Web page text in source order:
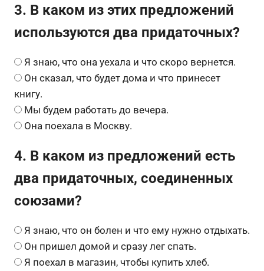
3. В каком из этих предложений
используются два придаточных?
Я знаю, что она уехала и что скоро вернется.
Он сказал, что будет дома и что принесет
книгу.
Мы будем работать до вечера.
Она поехала в Москву.
4. В каком из предложений есть
два придаточных, соединенных
союзами?
Я знаю, что он болен и что ему нужно отдыхать.
Он пришел домой и сразу лег спать.
Я поехал в магазин, чтобы купить хлеб.